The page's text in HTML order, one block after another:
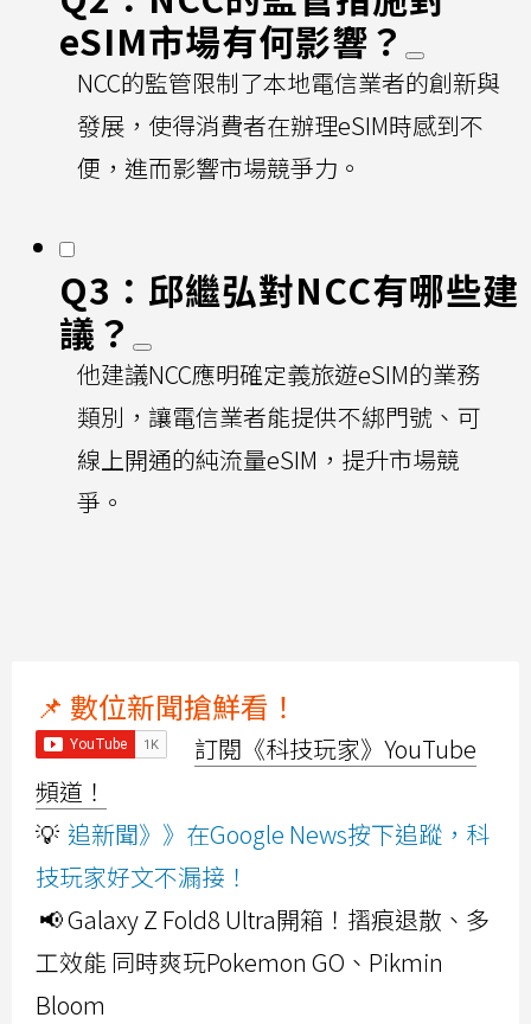
eSIM市場有何影響？
NCC的監管限制了本地電信業者的創新與
發展，使得消費者在辦理eSIM時感到不
便，進而影響市場競爭力。
Q3：邱繼弘對NCC有哪些建
議？
他建議NCC應明確定義旅遊eSIM的業務
類別，讓電信業者能提供不綁門號、可
線上開通的純流量eSIM，提升市場競
爭。
📌 數位新聞搶鮮看！
訂閱《科技玩家》YouTube
頻道！
💡 追新聞》》在Google News按下追蹤，科
技玩家好文不漏接！
📢 Galaxy Z Fold8 Ultra開箱！摺痕退散、多
工效能 同時爽玩Pokemon GO、Pikmin
Bloom